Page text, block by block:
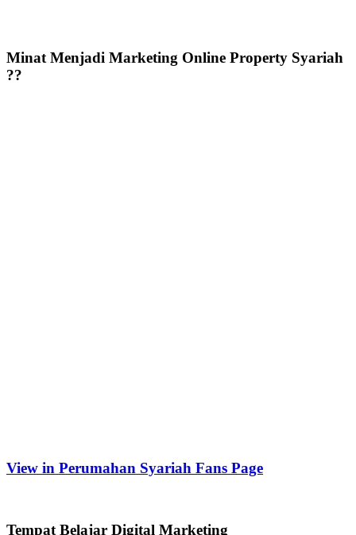
Minat Menjadi Marketing Online Property Syariah
??
View in Perumahan Syariah Fans Page
Tempat Belajar Digital Marketing